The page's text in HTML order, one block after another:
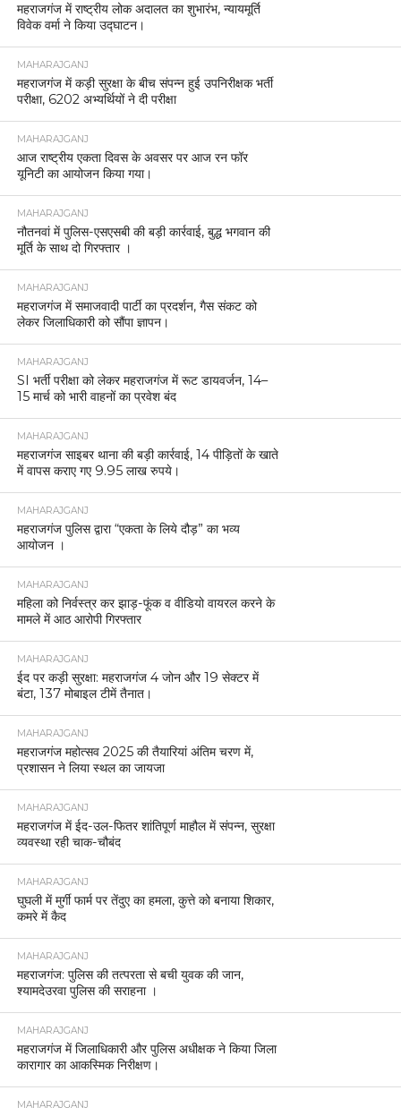
महराजगंज में राष्ट्रीय लोक अदालत का शुभारंभ, न्यायमूर्ति
विवेक वर्मा ने किया उद्घाटन।
MAHARAJGANJ
महराजगंज में कड़ी सुरक्षा के बीच संपन्न हुई उपनिरीक्षक भर्ती
परीक्षा, 6202 अभ्यर्थियों ने दी परीक्षा
MAHARAJGANJ
आज राष्ट्रीय एकता दिवस के अवसर पर आज रन फॉर
यूनिटी का आयोजन किया गया।
MAHARAJGANJ
नौतनवां में पुलिस-एसएसबी की बड़ी कार्रवाई, बुद्ध भगवान की
मूर्ति के साथ दो गिरफ्तार ।
MAHARAJGANJ
महराजगंज में समाजवादी पार्टी का प्रदर्शन, गैस संकट को
लेकर जिलाधिकारी को सौंपा ज्ञापन।
MAHARAJGANJ
SI भर्ती परीक्षा को लेकर महराजगंज में रूट डायवर्जन, 14–
15 मार्च को भारी वाहनों का प्रवेश बंद
MAHARAJGANJ
महराजगंज साइबर थाना की बड़ी कार्रवाई, 14 पीड़ितों के खाते
में वापस कराए गए 9.95 लाख रुपये।
MAHARAJGANJ
महराजगंज पुलिस द्वारा “एकता के लिये दौड़” का भव्य
आयोजन ।
MAHARAJGANJ
महिला को निर्वस्त्र कर झाड़-फूंक व वीडियो वायरल करने के
मामले में आठ आरोपी गिरफ्तार
MAHARAJGANJ
ईद पर कड़ी सुरक्षा: महराजगंज 4 जोन और 19 सेक्टर में
बंटा, 137 मोबाइल टीमें तैनात।
MAHARAJGANJ
महराजगंज महोत्सव 2025 की तैयारियां अंतिम चरण में,
प्रशासन ने लिया स्थल का जायजा
MAHARAJGANJ
महराजगंज में ईद-उल-फितर शांतिपूर्ण माहौल में संपन्न, सुरक्षा
व्यवस्था रही चाक-चौबंद
MAHARAJGANJ
घुघली में मुर्गी फार्म पर तेंदुए का हमला, कुत्ते को बनाया शिकार,
कमरे में कैद
MAHARAJGANJ
महराजगंज: पुलिस की तत्परता से बची युवक की जान,
श्यामदेउरवा पुलिस की सराहना ।
MAHARAJGANJ
महराजगंज में जिलाधिकारी और पुलिस अधीक्षक ने किया जिला
कारागार का आकस्मिक निरीक्षण।
MAHARAJGANJ